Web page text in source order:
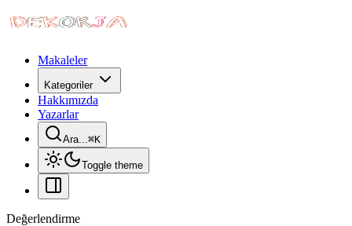
Makaleler
Kategoriler
Hakkımızda
Yazarlar
Ara...⌘K
Toggle theme
Değerlendirme